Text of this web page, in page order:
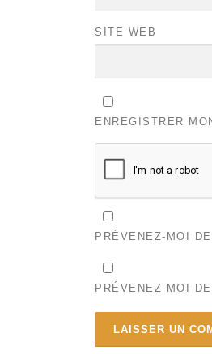
SITE WEB
ENREGISTRER
PRÉVENEZ-MOI
PRÉVENEZ-MOI